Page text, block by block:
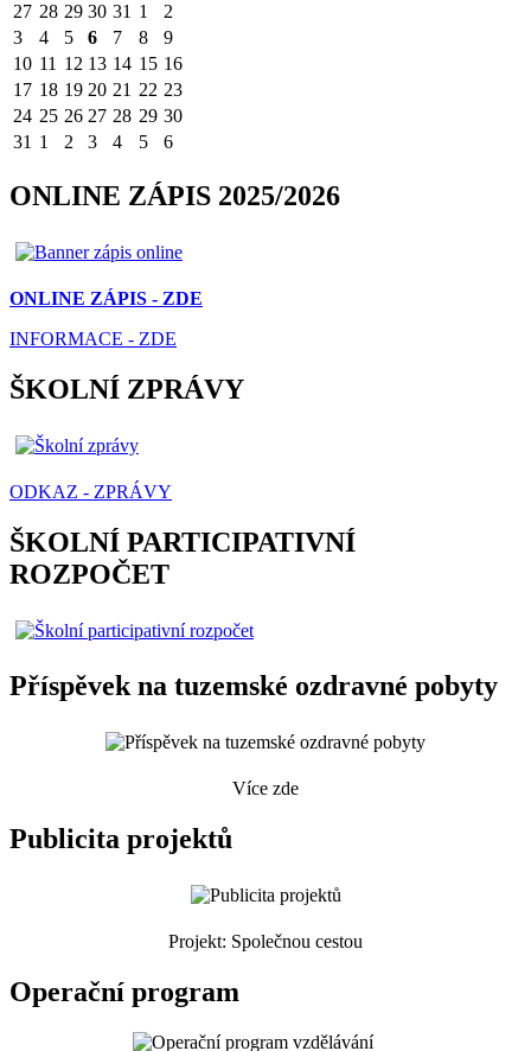
27 28 29 30 31 1
2
3
4 5 6 7 8
9
10 11 12 13 14 15 16
17 18 19 20 21 22 23
24 25 26 27 28 29 30
31 1 2 3 4 5 6
ONLINE ZÁPIS 2025/2026
ONLINE ZÁPIS - ZDE
INFORMACE - ZDE
ŠKOLNÍ ZPRÁVY
ODKAZ - ZPRÁVY
ŠKOLNÍ PARTICIPATIVNÍ
ROZPOČET
Příspěvek na tuzemské ozdravné pobyty
Více zde
Publicita projektů
Projekt: Společnou cestou
Operační program